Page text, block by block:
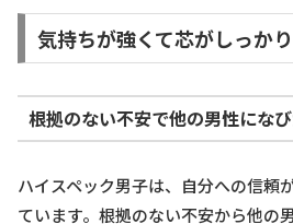
気持ちが強くて芯がしっか
根拠のない不安で他の男性にな
ハイスペック男子は、自分への信頼
ています。根拠のない不安から他の